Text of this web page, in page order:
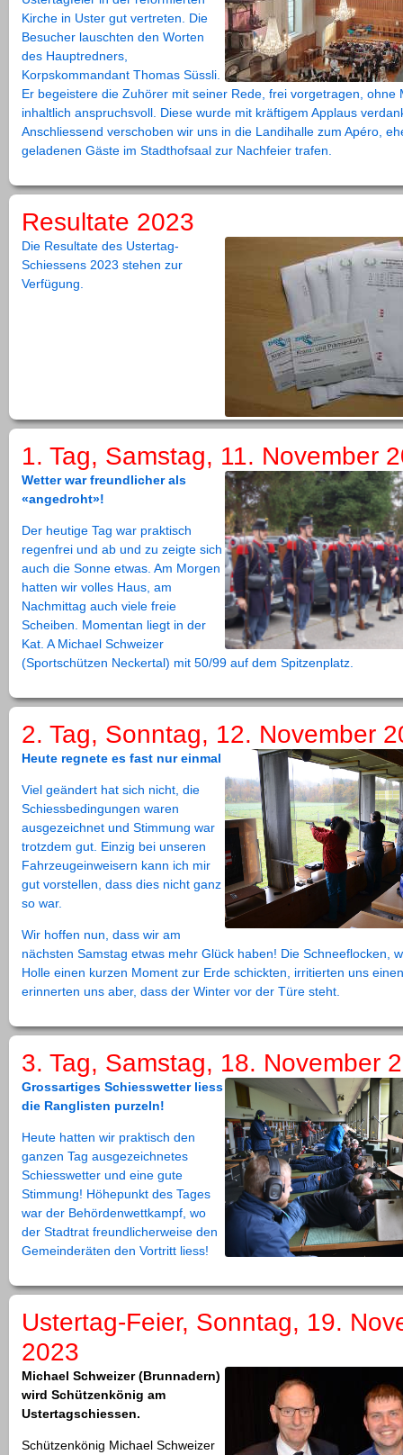
Kirche in Uster gut vertreten. Die
Besucher lauschten den Worten
des Hauptredners,
Korpskommandant Thomas Süssli.
Er begeistere die Zuhörer mit seiner Rede, frei vorgetragen, ohne
inhaltlich anspruchsvoll. Diese wurde mit kräftigem Applaus
Anschliessend verschoben wir uns in die Landihalle zum Apéro,
geladenen Gäste im Stadthofsaal zur Nachfeier trafen.
Resultate 2023
Die Resultate des Ustertag-
Schiessens 2023 stehen zur
Verfügung.
1. Tag, Samstag, 11. November
Wetter war freundlicher als
«angedroht»!
Der heutige Tag war praktisch
regenfrei und ab und zu zeigte sich
auch die Sonne etwas. Am Morgen
hatten wir volles Haus, am
Nachmittag auch viele freie
Scheiben. Momentan liegt in der
Kat. A Michael Schweizer
(Sportschützen Neckertal) mit 50/99 auf dem Spitzenplatz.
2. Tag, Sonntag, 12. November
Heute regnete es fast nur einmal
Viel geändert hat sich nicht, die
Schiessbedingungen waren
ausgezeichnet und Stimmung war
trotzdem gut. Einzig bei unseren
Fahrzeugeinweisern kann ich mir
gut vorstellen, dass dies nicht ganz
so war.
Wir hoffen nun, dass wir am
nächsten Samstag etwas mehr Glück haben! Die Schneeflocken,
Holle einen kurzen Moment zur Erde schickten, irritierten uns
erinnerten uns aber, dass der Winter vor der Türe steht.
3. Tag, Samstag, 18. November
Grossartiges Schiesswetter liess
die Ranglisten purzeln!
Heute hatten wir praktisch den
ganzen Tag ausgezeichnetes
Schiesswetter und eine gute
Stimmung! Höhepunkt des Tages
war der Behördenwettkampf, wo
der Stadtrat freundlicherweise den
Gemeinderäten den Vortritt liess!
Ustertag-Feier, Sonntag, 19.
2023
Michael Schweizer (Brunnadern)
wird Schützenkönig am
Ustertagschiessen.
Schützenkönig Michael Schweizer